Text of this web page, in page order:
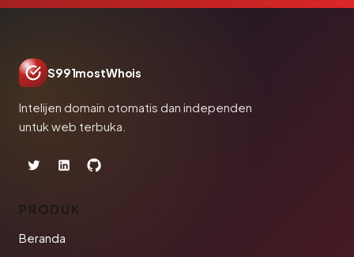
S991mostWhois
Intelijen domain otomatis dan independen
untuk web terbuka.
PRODUK
Beranda